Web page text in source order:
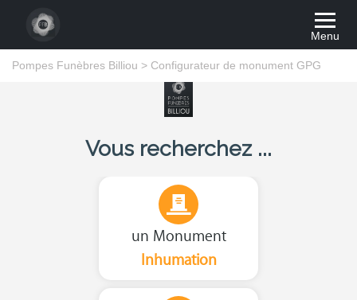
Menu
Pompes Funèbres Billiou > Configurateur de monument GPG